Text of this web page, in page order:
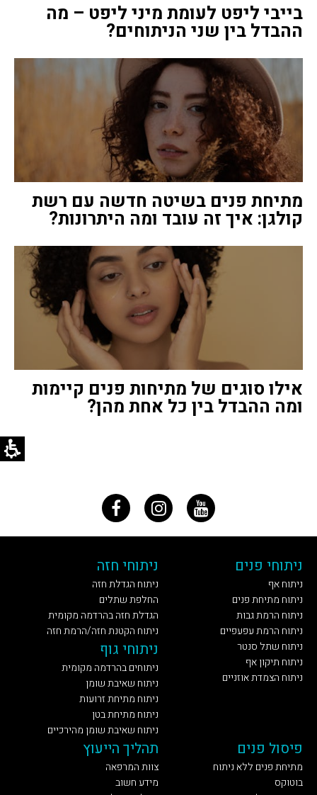
בייבי ליפט לעומת מיני ליפט – מה
ההבדל בין שני הניתוחים?
מתיחת פנים בשיטה חדשה עם רשת
קולגן: איך זה עובד ומה היתרונות?
אילו סוגים של מתיחות פנים קיימות
ומה ההבדל בין כל אחת מהן?
ניתוחי פנים
ניתוח אף
ניתוח מתיחת פנים
ניתוח הרמת גבות
ניתוח הרמת עפעפיים
ניתוח שתל סנטר
ניתוח תיקון אף
ניתוח הצמדת אוזניים
ניתוחי חזה
ניתוח הגדלת חזה
החלפת שתלים
הגדלת חזה בהרדמה מקומית
ניתוח הקטנת חזה/הרמת חזה
ניתוחי גוף
ניתוחים בהרדמה מקומית
ניתוח שאיבת שומן
ניתוח מתיחת זרועות
ניתוח מתיחת בטן
ניתוח שאיבת שומן מהירכיים
פיסול פנים
מתיחת פנים ללא ניתוח
בוטוקס
תהליך הייעוץ
צוות המרפאה
מידע חשוב